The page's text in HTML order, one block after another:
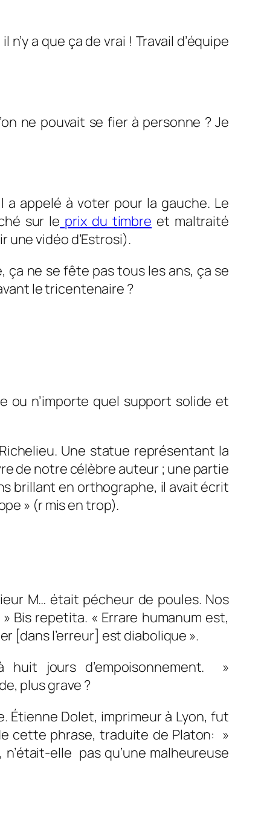
n’y a que ça de vrai ! Travail d’équipe
ne pouvait se fier à personne ? Je
a appelé à voter pour la gauche. Le
sur le prix du timbre et maltraité
une vidéo d’Estrosi).
ça ne se fête pas tous les ans, ça se
le tricentenaire ?
ou n’importe quel support solide et
Une statue représentant la
de notre célèbre auteur ; une partie
brillant en orthographe, il avait écrit
» (r mis en trop).
M… était pécheur de poules. Nos
» Bis repetita. « Errare humanum est,
[dans l’erreur] est diabolique ».
jours d’empoisonnement. »
plus grave ?
Étienne Dolet, imprimeur à Lyon, fut
cette phrase, traduite de Platon: »
elle pas qu’une malheureuse